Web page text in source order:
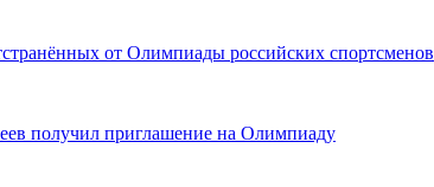
от Олимпиады российских спортсменов
получил приглашение на Олимпиаду